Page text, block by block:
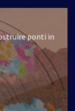
ponti in